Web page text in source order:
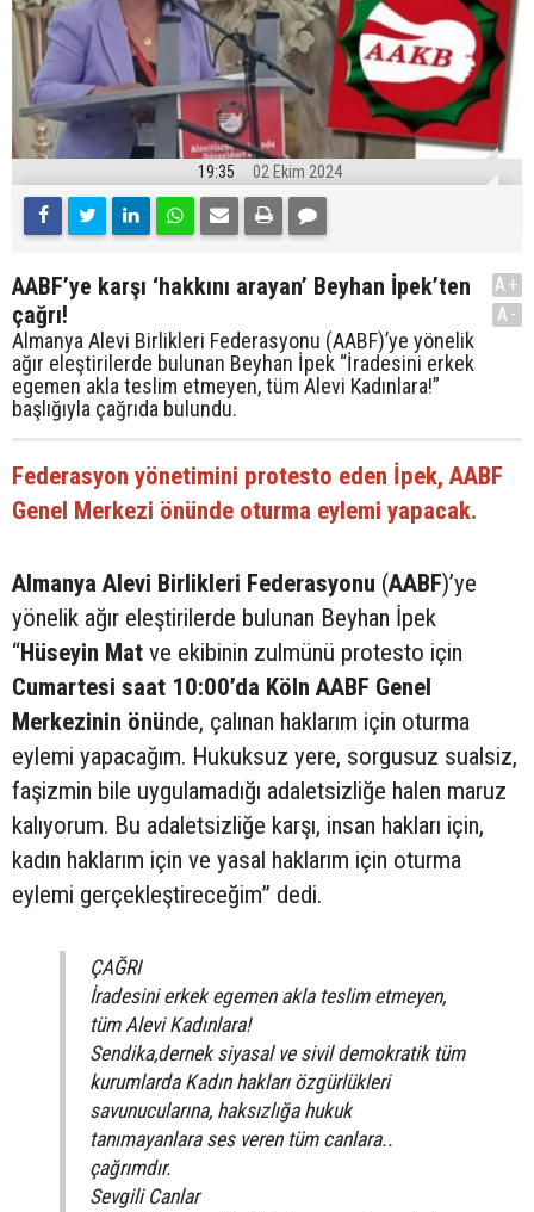
19:35 02 Ekim 2024
AABF’ye karşı ‘hakkını arayan’ Beyhan İpek’ten
çağrı!
Almanya Alevi Birlikleri Federasyonu (AABF)’ye yönelik
ağır eleştirilerde bulunan Beyhan İpek “İradesini erkek
egemen akla teslim etmeyen, tüm Alevi Kadınlara!”
başlığıyla çağrıda bulundu.
A+
A-
Federasyon yönetimini protesto eden İpek, AABF
Genel Merkezi önünde oturma eylemi yapacak.
Almanya Alevi Birlikleri Federasyonu (AABF)’ye
yönelik ağır eleştirilerde bulunan Beyhan İpek
“Hüseyin Mat ve ekibinin zulmünü protesto için
Cumartesi saat 10:00’da Köln AABF Genel
Merkezinin önünde, çalınan haklarım için oturma
eylemi yapacağım. Hukuksuz yere, sorgusuz sualsiz,
faşizmin bile uygulamadığı adaletsizliğe halen maruz
kalıyorum. Bu adaletsizliğe karşı, insan hakları için,
kadın haklarım için ve yasal haklarım için oturma
eylemi gerçekleştireceğim” dedi.
ÇAĞRI
İradesini erkek egemen akla teslim etmeyen,
tüm Alevi Kadınlara!
Sendika,dernek siyasal ve sivil demokratik tüm
kurumlarda Kadın hakları özgürlükleri
savunucularına, haksızlığa hukuk
tanımayanlara ses veren tüm canlara..
çağrımdır.
Sevgili Canlar